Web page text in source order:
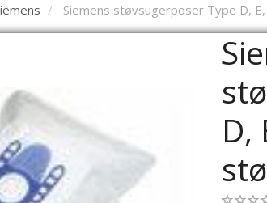
Siemens støvsugerposer Type D,
D,